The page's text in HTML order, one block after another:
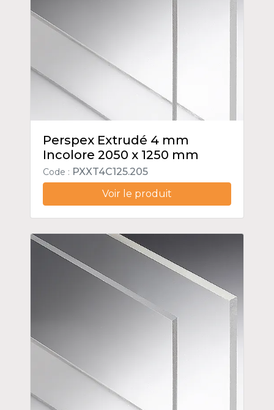
Perspex Extrudé 4 mm
Incolore 2050 x 1250 mm
Code : PXXT4C125.205
Voir le produit